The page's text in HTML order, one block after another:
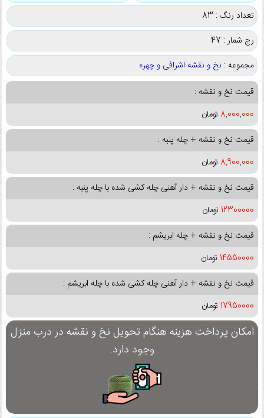
تعداد رنگ : 83
رج شمار : 47
مجموعه : نخ و نقشه اشرافی و چهره
قیمت نخ و نقشه :
8,000,000 تومان
قیمت نخ و نقشه + چله پنبه :
8,900,000 تومان
قیمت نخ و نقشه + دار آهنی چله کشی شده با چله پنبه :
12300000 تومان
قیمت نخ و نقشه + چله ابریشم :
14550000 تومان
قیمت نخ و نقشه + دار آهنی چله کشی شده با چله ابریشم :
17950000 تومان
امکان پرداخت هزینه هنگام تحویل نخ و نقشه در درب منزل
وجود دارد.